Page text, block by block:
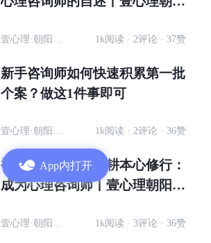
1k阅读 · 2评论 · 37赞
新手咨询师如何快速积累第一批
个案？做这1件事即可
1k阅读 · 2评论 · 36赞
褪去急促浮躁，深耕本心修行：
成为心理咨询师丨壹心理朝阳计
1k阅读 · 3评论 · 36赞
App内打开